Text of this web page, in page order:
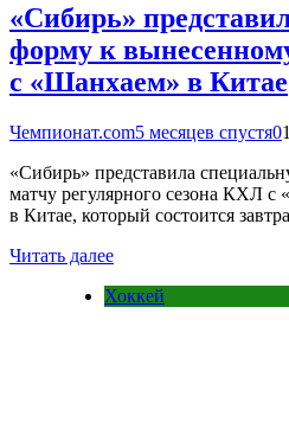
«Сибирь»
форму к
с «Шанхаем» в Китае
Чемпионат.com5 месяцев спустя0
«Сибирь» представила
матчу регулярного сезона КХЛ
в Китае, который состоится
Читать далее
Хоккей